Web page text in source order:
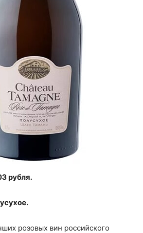
рубля.
розовых вин российского